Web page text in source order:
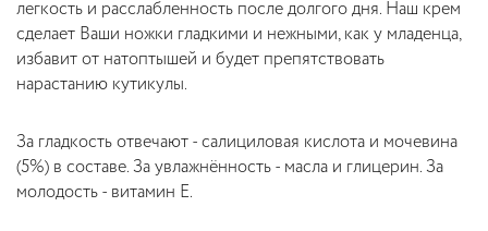
легкость и расслабленность после долгого дня. Наш крем
сделает Ваши ножки гладкими и нежными, как у младенца,
избавит от натоптышей и будет препятствовать
нарастанию кутикулы.
За гладкость отвечают - салициловая кислота и мочевина
(5%) в составе. За увлажнённость - масла и глицерин. За
молодость - витамин Е.